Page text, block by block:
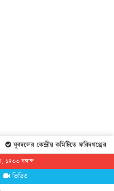
যুবদলের কেন্দ্রীয় কমিটিতে ফরিদগঞ্জের
১৪৩৩ বঙ্গাব্দ
ভিডিও